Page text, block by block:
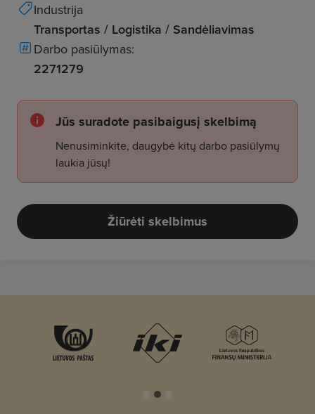
Industrija
Transportas / Logistika / Sandėliavimas
Darbo pasiūlymas:
2271279
Jūs suradote pasibaigusį skelbimą
Nenusiminkite, daugybė kitų darbo pasiūlymų
laukia jūsų!
Žiūrėti skelbimus